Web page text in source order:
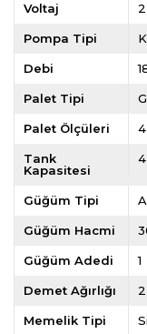
Voltaj
Pompa Tipi
Debi
Palet Tipi
Palet Ölçüleri
Tank
Kapasitesi
Güğüm Tipi
Güğüm Hacmi
Güğüm Adedi 1
Demet Ağırlığı
Memelik Tipi